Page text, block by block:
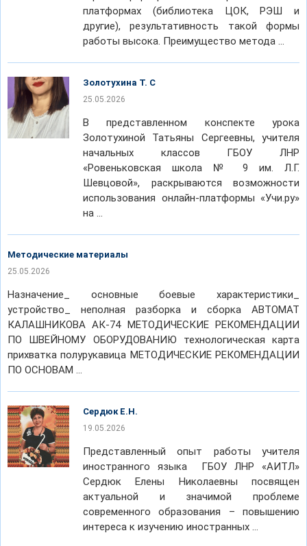
платформах (библиотека ЦОК, РЭШ и
другие), результативность такой формы
работы высока. Преимущество метода …
Золотухина Т. С
25.05.2026
В представленном конспекте урока
Золотухиной Татьяны Сергеевны, учителя
начальных классов ГБОУ ЛНР
«Ровеньковская школа № 9 им. Л.Г.
Шевцовой», раскрываются возможности
использования онлайн-платформы «Учи.ру»
на …
Методические материалы
25.05.2026
Назначение_ основные боевые характеристики_
устройство_ неполная разборка и сборка АВТОМАТ
КАЛАШНИКОВА АК-74 МЕТОДИЧЕСКИЕ РЕКОМЕНДАЦИИ
ПО ШВЕЙНОМУ ОБОРУДОВАНИЮ технологическая карта
прихватка полурукавица МЕТОДИЧЕСКИЕ РЕКОМЕНДАЦИИ
ПО ОСНОВАМ …
Сердюк Е.Н.
19.05.2026
Представленный опыт работы учителя
иностранного языка ГБОУ ЛНР «АИТЛ»
Сердюк Елены Николаевны посвящен
актуальной и значимой проблеме
современного образования – повышению
интереса к изучению иностранных …